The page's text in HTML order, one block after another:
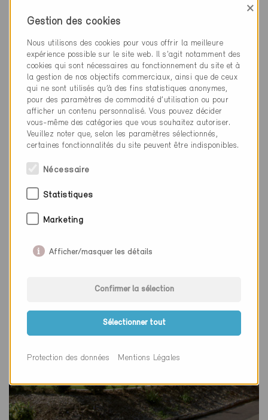
Minergie
Rénovation, Habitat individuel
Gestion des cookies
×
Nous utilisons des cookies pour vous offrir la meilleure
expérience possible sur le site web. Il s'agit notamment des
cookies qui sont nécessaires au fonctionnement du site et à
la gestion de nos objectifs commerciaux, ainsi que de ceux
qui ne sont utilisés qu’à des fins statistiques anonymes,
pour des paramètres de commodité d’utilisation ou pour
afficher un contenu personnalisé. Vous pouvez décider
vous-même des catégories que vous souhaitez autoriser.
Veuillez noter que, selon les paramètres sélectionnés,
certaines fonctionnalités du site peuvent être indisponibles.
Nécessaire
Statistiques
Marketing
Afficher/masquer les détails
Confirmer la sélection
Sélectionner tout
Protection des données Mentions Légales